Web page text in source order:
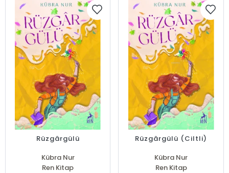
Rüzgârgülü
Kübra Nur
Ren Kitap
Rüzgârgülü (Ciltli)
Kübra Nur
Ren Kitap